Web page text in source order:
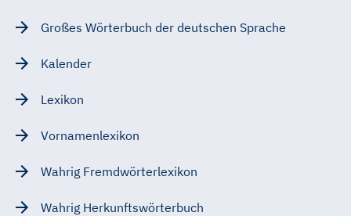
Großes Wörterbuch der deutschen Sprache
Kalender
Lexikon
Vornamenlexikon
Wahrig Fremdwörterlexikon
Wahrig Herkunftswörterbuch